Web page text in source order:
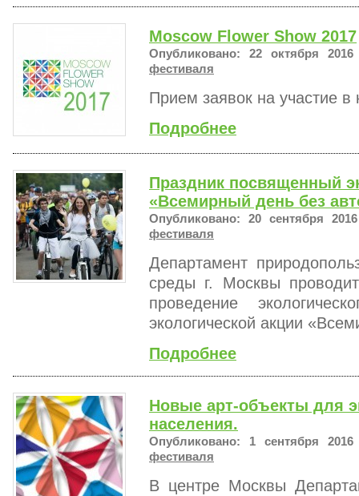
Moscow Flower Show 2017
Опубликовано: 22 октября
фестиваля
Прием заявок на участие в
Подробнее
Праздник посвященный
«Всемирный день без
Опубликовано: 20 сентября
фестиваля
Департамент
среды г. Москвы
проведение
экологической акции
Подробнее
Новые арт-объекты для
населения.
Опубликовано: 1 сентября
фестиваля
В центре Москвы